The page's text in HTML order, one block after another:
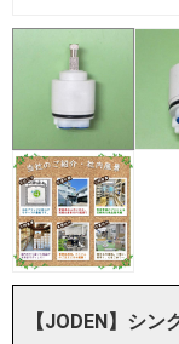
【JODEN】シ